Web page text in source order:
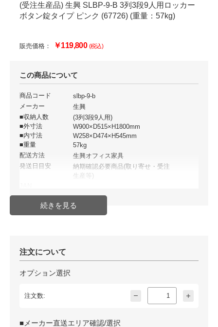
(受注生産品) 生興 SLBP-9-B 3列3段9人用ロッカー
ボタン錠タイプ ピンク (67726) (重量：57kg)
販売価格： ￥119,800 (税込)
この商品について
商品コード
slbp-9-b
メーカー
生興
■収納人数
(3列3段9人用)
■外寸法
W900×D515×H1800mm
■内寸法
W258×D474×H545mm
■重量
57kg
配送方法
生興オフィス家具
発送日目安
納期確認必要商品(取り寄せ・受注
生産等)
注文について
オプション選択
注文数:
■メーカー直送エリア確認/選択